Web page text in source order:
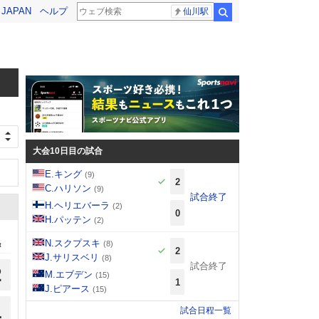
ヘルプ 仙川駅
大会10日目の試合
E.キング (9)
C.ハリソン (9)
2
H.ヘリエバーラ (2)
H.パッテン (2)
0
試合終了
N.スクプスキ (8)
J.サリスベリ (8)
2
M.エブデン (15)
J.ピアース (15)
1
試合終了
試合日程一覧